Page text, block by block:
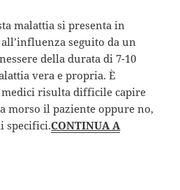
malattia si presenta in
seguito da un
della durata di 7-10
vera e propria. È
medici risulta difficile capire
morso il paziente oppure no,
specifici.CONTINUA A